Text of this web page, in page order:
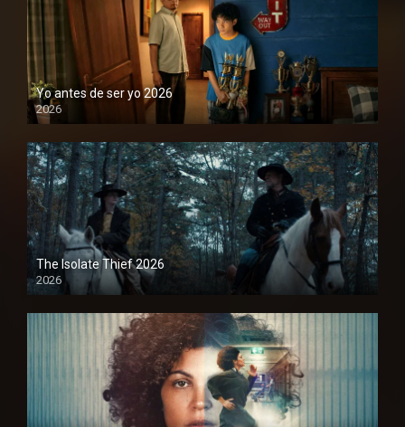
Yo antes de ser yo 2026
2026
1080P
The Isolate Thief 2026
2026
1080P